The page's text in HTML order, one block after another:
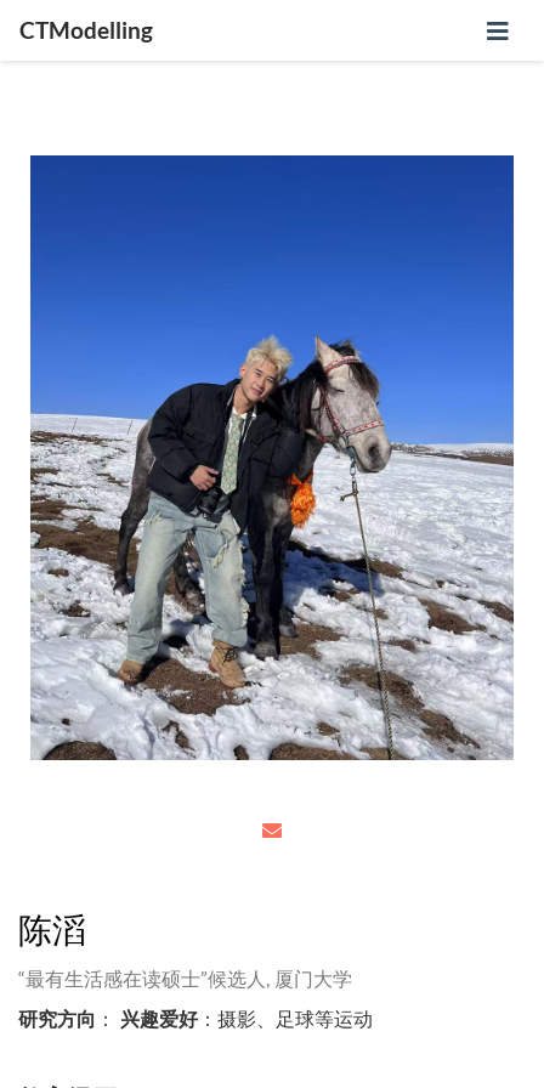
CTModelling
陈滔
“最有生活感在读硕士”候选人, 厦门大学
研究方向 ： 兴趣爱好：摄影、足球等运动